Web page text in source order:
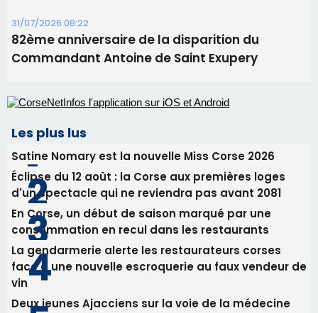
d'un spectacle qui ne reviendra pas avant 2081
En Corse, un début de saison marqué par une
consommation en recul dans les restaurants
face à une nouvelle escroquerie au faux vendeur de
Deux jeunes Ajacciens sur la voie de la médecine
militaire
Newsletter
Inscrivez-vous à la newsletter de CNI et recevez par
email les infos les plus importantes et une sélection de
nos meilleurs articles